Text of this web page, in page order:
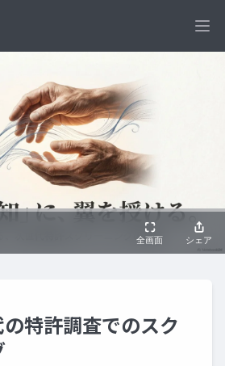
特許調査でのスク